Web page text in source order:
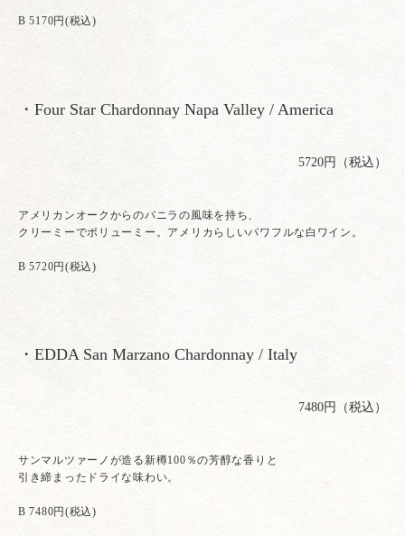
B 5170円(税込)
・Four Star Chardonnay Napa Valley / America
5720円（税込）
アメリカンオークからのバニラの風味を持ち、
クリーミーでボリューミー。アメリカらしいパワフルな白ワイン。
B 5720円(税込)
・EDDA San Marzano Chardonnay / Italy
7480円（税込）
サンマルツァーノが造る新樽100％の芳醇な香りと
引き締まったドライな味わい。
B 7480円(税込)